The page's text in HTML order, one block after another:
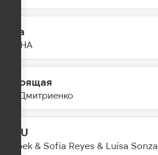
Пауза
DAASHA
Настоящая
Ваня Дмитриенко
NOT U
Imanbek & Sofia Reyes & Luísa Sonza